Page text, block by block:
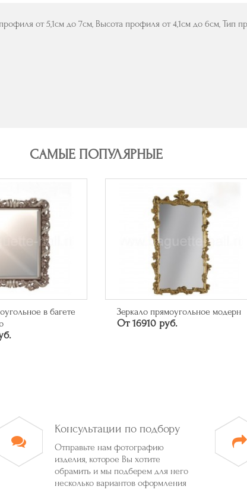
от 5,1см до 7см, Высота профиля от 4,1см до 6см, Тип
САМЫЕ ПОПУЛЯРНЫЕ
в багете
Зеркало прямоугольное модерн
От 16910 руб.
Консультации по подбору
Отправьте нам фотографию
изделия, которое Вы хотите
обрамить и мы подберем для него
несколько вариантов оформления